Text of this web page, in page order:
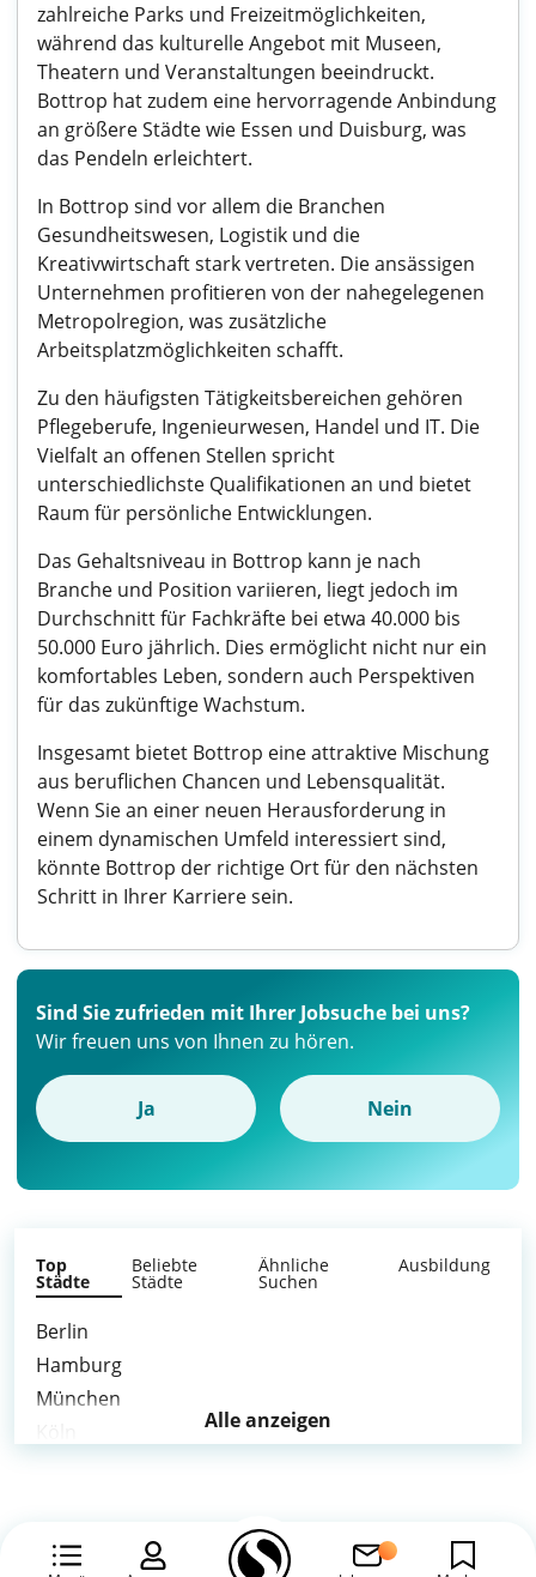
zahlreiche Parks und Freizeitmöglichkeiten,
während das kulturelle Angebot mit Museen,
Theatern und Veranstaltungen beeindruckt.
Bottrop hat zudem eine hervorragende Anbindung
an größere Städte wie Essen und Duisburg, was
das Pendeln erleichtert.
In Bottrop sind vor allem die Branchen
Gesundheitswesen, Logistik und die
Kreativwirtschaft stark vertreten. Die ansässigen
Unternehmen profitieren von der nahegelegenen
Metropolregion, was zusätzliche
Arbeitsplatzmöglichkeiten schafft.
Zu den häufigsten Tätigkeitsbereichen gehören
Pflegeberufe, Ingenieurwesen, Handel und IT. Die
Vielfalt an offenen Stellen spricht
unterschiedlichste Qualifikationen an und bietet
Raum für persönliche Entwicklungen.
Das Gehaltsniveau in Bottrop kann je nach
Branche und Position variieren, liegt jedoch im
Durchschnitt für Fachkräfte bei etwa 40.000 bis
50.000 Euro jährlich. Dies ermöglicht nicht nur ein
komfortables Leben, sondern auch Perspektiven
für das zukünftige Wachstum.
Insgesamt bietet Bottrop eine attraktive Mischung
aus beruflichen Chancen und Lebensqualität.
Wenn Sie an einer neuen Herausforderung in
einem dynamischen Umfeld interessiert sind,
könnte Bottrop der richtige Ort für den nächsten
Schritt in Ihrer Karriere sein.
Sind Sie zufrieden mit Ihrer Jobsuche bei uns?
Wir freuen uns von Ihnen zu hören.
Ja Nein
Top
Städte
Beliebte
Städte
Ähnliche
Suchen
Ausbildung
Berlin
Hamburg
München
Leipzig
Alle anzeigen